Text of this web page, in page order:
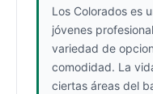
Los Colorados es
jóvenes
variedad de
comodidad. La
ciertas áreas del